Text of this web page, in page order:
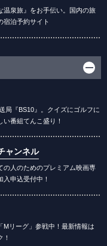
温泉旅』をお手伝い。国内の旅
宿泊予約サイト
局『BS10』。クイズにゴルフに
い番組てんこ盛り！
ャンネル
の人のためのプレミアム映画専
入申込受付中！
Mリーグ」参戦中！最新情報は
！